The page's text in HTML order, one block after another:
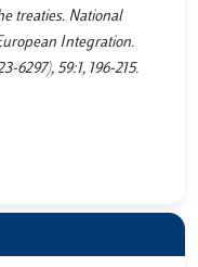
treaties. National
Integration.
6297), 59:1, 196-215.